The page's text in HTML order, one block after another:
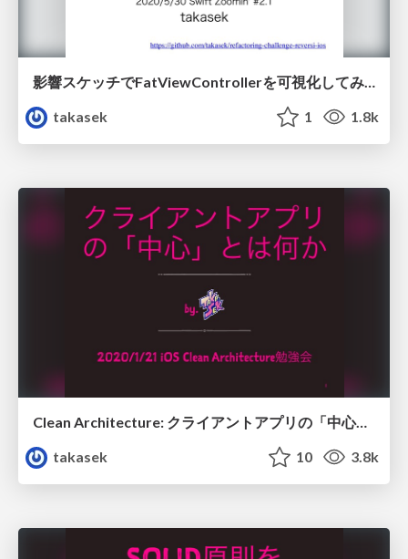
影響スケッチでFatViewControllerを可視化してみよう' / 20200530 effect sketch #swiftzoomin
takasek
1 1.8k
Clean Architecture: クライアントアプリの「中心」とは何か / 20200121 the center of the client #ios_ca
takasek
10 3.8k